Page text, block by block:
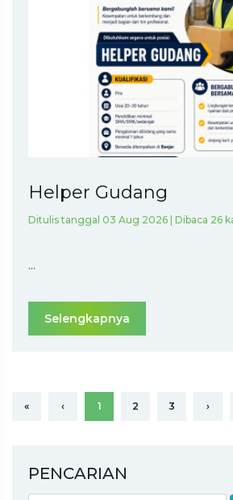
Helper Gudang
Ditulis tanggal 03 Aug 2026 | Dibaca 26
...
Selengkapnya
« ‹ 1 2 3 ›
PENCARIAN